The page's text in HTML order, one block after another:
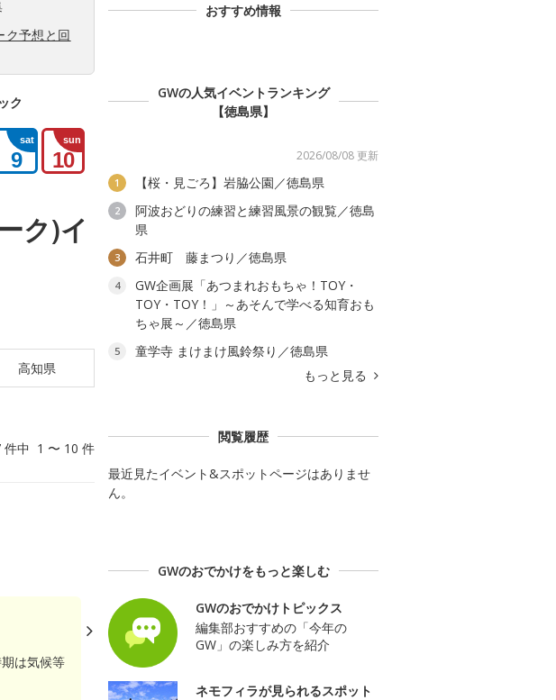
ク予想と回
ク
sat
9
sun
10
ク)イ
高知県
件中 1 〜 10 件
は気候等
おすすめ情報
GWの人気イベントランキング
【徳島県】
2026/08/08 更新
1 【桜・見ごろ】岩脇公園／徳島県
2
阿波おどりの練習と練習風景の観覧／徳島
県
3 石井町 藤まつり／徳島県
4
GW企画展「あつまれおもちゃ！TOY・
TOY・TOY！」～あそんで学べる知育おも
ちゃ展～／徳島県
5
童学寺 まけまけ風鈴祭り／徳島県
もっと見る
閲覧履歴
最近見たイベント&スポットページはありませ
ん。
GWのおでかけをもっと楽しむ
GWのおでかけトピックス
編集部おすすめの「今年の
GW」の楽しみ方を紹介
ネモフィラが見られるスポット